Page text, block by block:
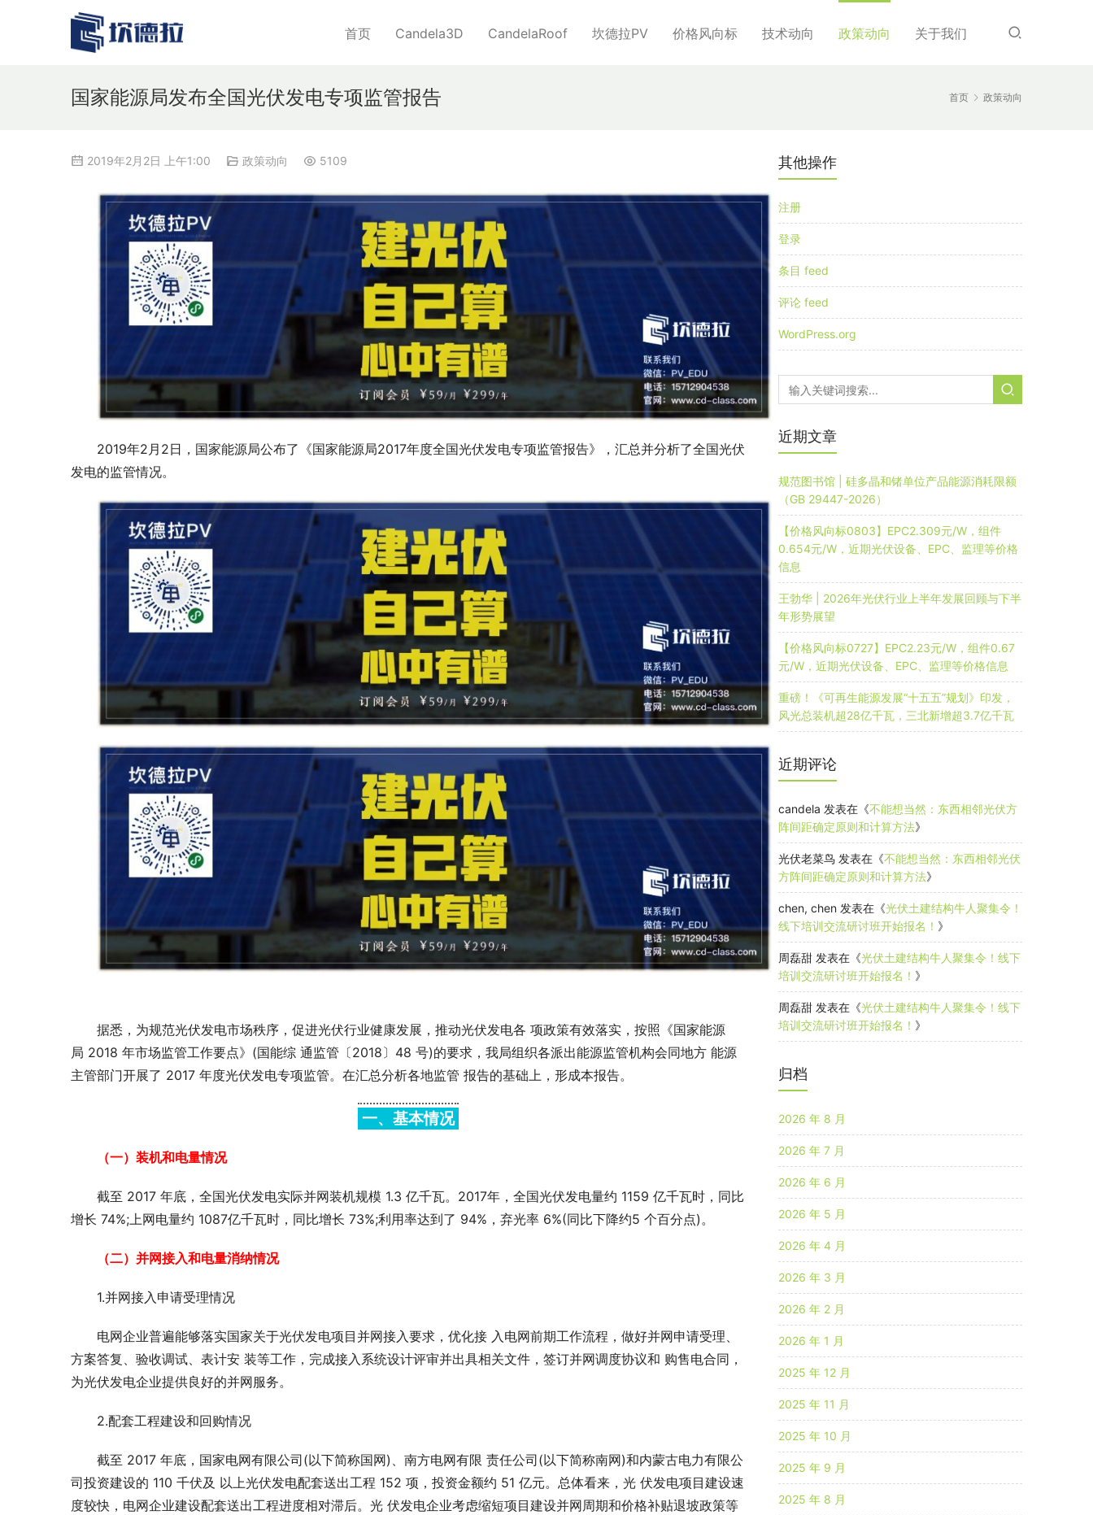
首页 Candela3D CandelaRoof 坎德拉PV 价格风向标 技术动向 政策动向 关于我们
首页 政策动向
国家能源局发布全国光伏发电专项监管报告
2019年2月2日 上午1:00 政策动向 5109
2019年2月2日，国家能源局公布了《国家能源局2017年度全国光伏发电专项监管报告》，汇总并分析了全国光伏
发电的监管情况。
据悉，为规范光伏发电市场秩序，促进光伏行业健康发展，推动光伏发电各 项政策有效落实，按照《国家能源
局 2018 年市场监管工作要点》(国能综 通监管〔2018〕48 号)的要求，我局组织各派出能源监管机构会同地方 能源
主管部门开展了 2017 年度光伏发电专项监管。在汇总分析各地监管 报告的基础上，形成本报告。
一、基本情况
（一）装机和电量情况
截至 2017 年底，全国光伏发电实际并网装机规模 1.3 亿千瓦。2017年，全国光伏发电量约 1159 亿千瓦时，同比
增长 74%;上网电量约 1087亿千瓦时，同比增长 73%;利用率达到了 94%，弃光率 6%(同比下降约5 个百分点)。
（二）并网接入和电量消纳情况
1.并网接入申请受理情况
电网企业普遍能够落实国家关于光伏发电项目并网接入要求，优化接 入电网前期工作流程，做好并网申请受理、
方案答复、验收调试、表计安 装等工作，完成接入系统设计评审并出具相关文件，签订并网调度协议和 购售电合同，
为光伏发电企业提供良好的并网服务。
2.配套工程建设和回购情况
截至 2017 年底，国家电网有限公司(以下简称国网)、南方电网有限 责任公司(以下简称南网)和内蒙古电力有限公
司投资建设的 110 千伏及 以上光伏发电配套送出工程 152 项，投资金额约 51 亿元。总体看来，光 伏发电项目建设速
度较快，电网企业建设配套送出工程进度相对滞后。光 伏发电企业考虑缩短项目建设并网周期和价格补贴退坡政策等
其他操作
注册
登录
条目 feed
评论 feed
WordPress.org
近期文章
规范图书馆 | 硅多晶和锗单位产品能源消耗限额
（GB 29447-2026）
【价格风向标0803】EPC2.309元/W，组件
0.654元/W，近期光伏设备、EPC、监理等价格
信息
王勃华 | 2026年光伏行业上半年发展回顾与下半
年形势展望
【价格风向标0727】EPC2.23元/W，组件0.67
元/W，近期光伏设备、EPC、监理等价格信息
重磅！《可再生能源发展“十五五”规划》印发，
风光总装机超28亿千瓦，三北新增超3.7亿千瓦
近期评论
candela 发表在《不能想当然：东西相邻光伏方
阵间距确定原则和计算方法》
光伏老菜鸟 发表在《不能想当然：东西相邻光伏
方阵间距确定原则和计算方法》
chen, chen 发表在《光伏土建结构牛人聚集令！
线下培训交流研讨班开始报名！ 》
周磊甜 发表在《光伏土建结构牛人聚集令！线下
培训交流研讨班开始报名！ 》
周磊甜 发表在《光伏土建结构牛人聚集令！线下
培训交流研讨班开始报名！ 》
归档
2026 年 8 月
2026 年 7 月
2026 年 6 月
2026 年 5 月
2026 年 4 月
2026 年 3 月
2026 年 2 月
2026 年 1 月
2025 年 12 月
2025 年 11 月
2025 年 10 月
2025 年 9 月
2025 年 8 月